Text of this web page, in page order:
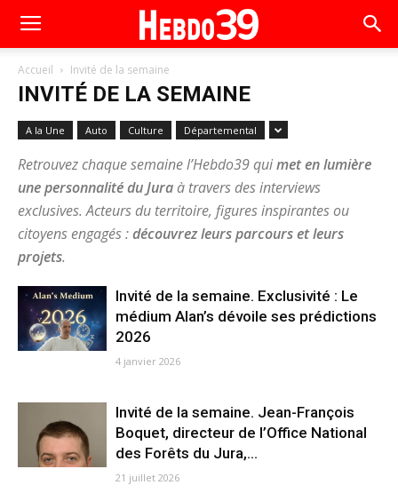
Accueil Invité de la semaine
INVITÉ DE LA SEMAINE
A la Une Auto Culture Départemental
Retrouvez chaque semaine l’Hebdo39 quimet en lumière
une personnalité du Juraà travers des interviews
exclusives. Acteurs du territoire, figures inspirantes ou
citoyens engagés :découvrez leurs parcours et leurs
projets.
Invité de la semaine. Exclusivité : Le
médium Alan’s dévoile ses prédictions
2026
4 janvier 2026
Invité de la semaine. Jean-François
Boquet, directeur de l’Office National
des Forêts du Jura,...
21 juillet 2026